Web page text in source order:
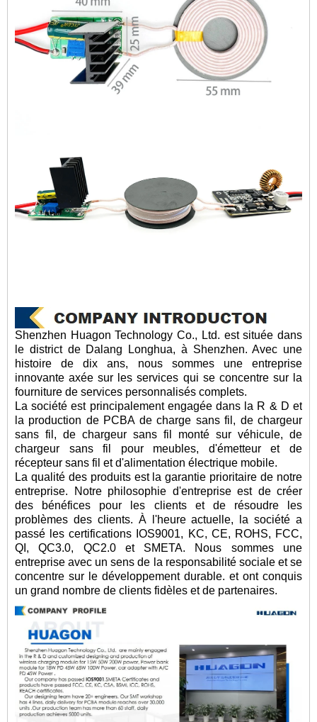
Shenzhen Huagon Technology Co., Ltd. est située dans
le district de Dalang Longhua, à Shenzhen. Avec une
histoire de dix ans, nous sommes une entreprise
innovante axée sur les services qui se concentre sur la
fourniture de services personnalisés complets.
La société est principalement engagée dans la R & D et
la production de PCBA de charge sans fil, de chargeur
sans fil, de chargeur sans fil monté sur véhicule, de
chargeur sans fil pour meubles, d'émetteur et de
récepteur sans fil et d'alimentation électrique mobile.
La qualité des produits est la garantie prioritaire de notre
entreprise. Notre philosophie d'entreprise est de créer
des bénéfices pour les clients et de résoudre les
problèmes des clients. À l'heure actuelle, la société a
passé les certifications IOS9001, KC, CE, ROHS, FCC,
QI, QC3.0, QC2.0 et SMETA. Nous sommes une
entreprise avec un sens de la responsabilité sociale et se
concentre sur le développement durable. et ont conquis
un grand nombre de clients fidèles et de partenaires.